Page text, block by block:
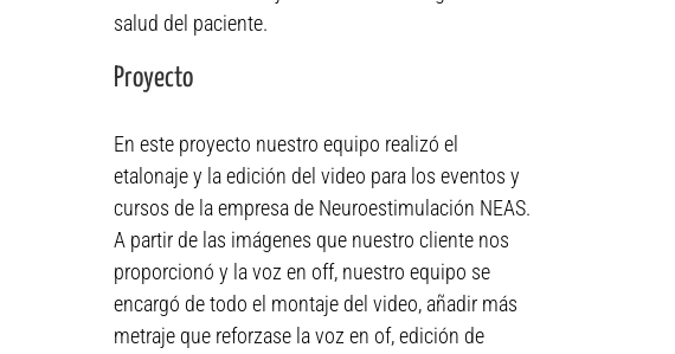
salud del paciente.
Proyecto
En este proyecto nuestro equipo realizó el
etalonaje y la edición del video para los eventos y
cursos de la empresa de Neuroestimulación NEAS.
A partir de las imágenes que nuestro cliente nos
proporcionó y la voz en off, nuestro equipo se
encargó de todo el montaje del video, añadir más
metraje que reforzase la voz en of, edición de